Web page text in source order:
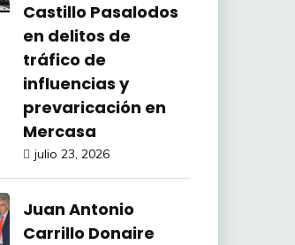
Castillo Pasalodos
en delitos de
tráfico de
influencias y
prevaricación en
Mercasa
julio 23, 2026
Juan Antonio
Carrillo Donaire